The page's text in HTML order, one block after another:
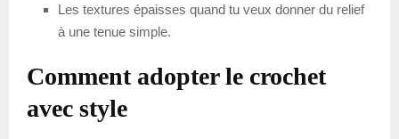
Les textures épaisses quand tu veux donner du relief
à une tenue simple.
Comment adopter le crochet
avec style